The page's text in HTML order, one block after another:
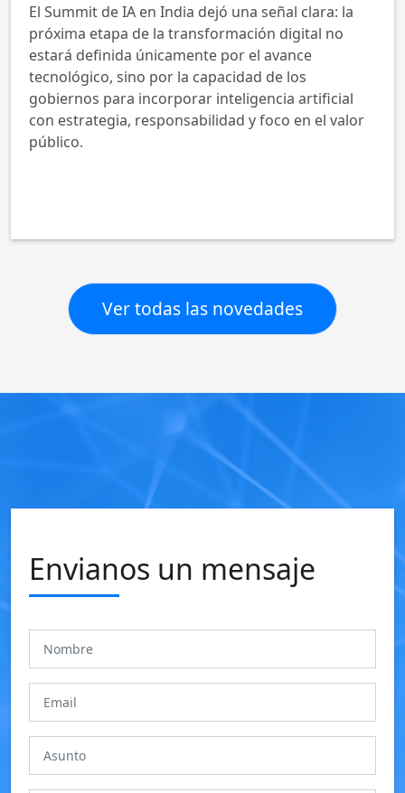
El Summit de IA en India dejó una señal clara: la
próxima etapa de la transformación digital no
estará definida únicamente por el avance
tecnológico, sino por la capacidad de los
gobiernos para incorporar inteligencia artificial
con estrategia, responsabilidad y foco en el valor
público.
Ver todas las novedades
Envianos un mensaje